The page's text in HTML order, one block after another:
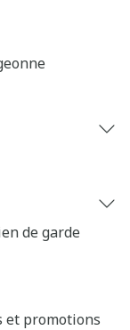
de garde
et promotions